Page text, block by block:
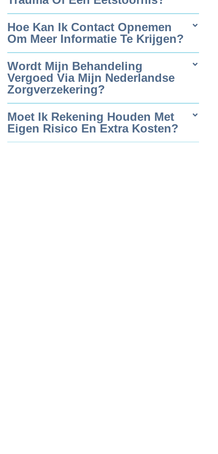
Hoe Kan Ik Contact Opnemen
Om Meer Informatie Te Krijgen?
Wordt Mijn Behandeling
Vergoed Via Mijn Nederlandse
Zorgverzekering?
Moet Ik Rekening Houden Met
Eigen Risico En Extra Kosten?